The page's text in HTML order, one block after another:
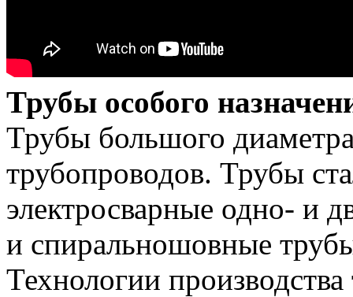
Трубы особого
Трубы большого
трубопроводов. Трубы
электросварные одно- и
и спиральношовные
Технологии